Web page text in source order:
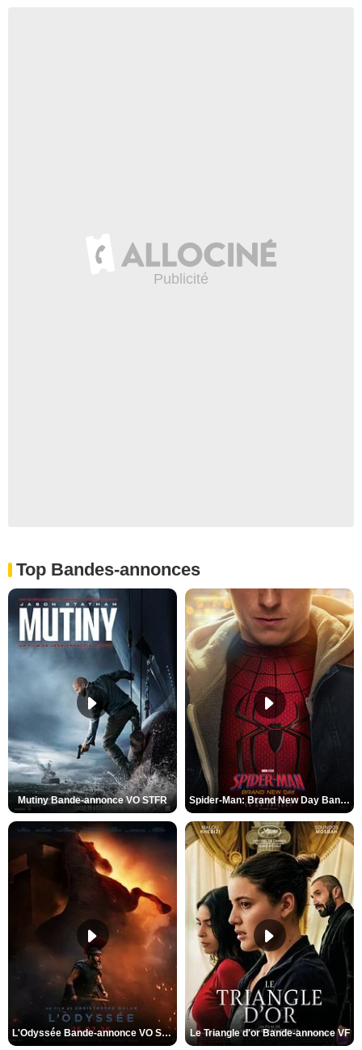
Top Bandes-annonces
Mutiny Bande-annonce VO STFR Spider-Man: Brand New Day Bande-annonce VO STFR
L'Odyssée Bande-annonce VO STFR Le Triangle d'or Bande-annonce VF